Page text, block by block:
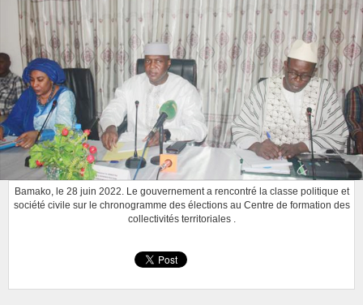
Bamako, le 28 juin 2022. Le gouvernement a rencontré la classe politique et
société civile sur le chronogramme des élections au Centre de formation des
collectivités territoriales .